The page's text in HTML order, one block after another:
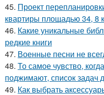
45. Проект
квартиры площадью 34, 8
46. Какие уникальные
редкие книги
47. Военные песни не
48. То самое чувство,
поджимают, список задач
49. Как выбрать